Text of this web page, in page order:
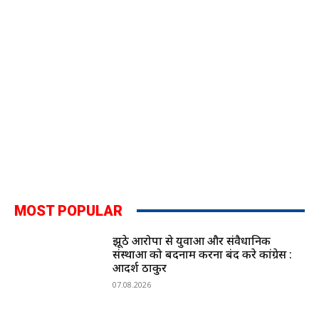
MOST POPULAR
झूठे आरोपों से युवाओं और संवैधानिक
संस्थाओं को बदनाम करना बंद करे कांग्रेस :
आदर्श ठाकुर
07.08.2026